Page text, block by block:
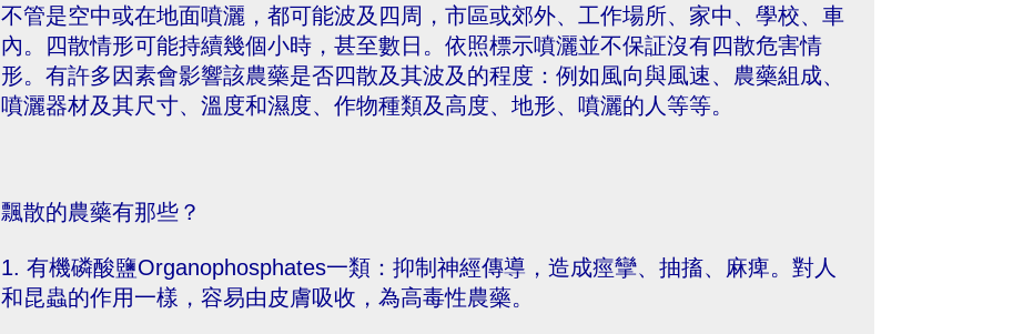
不管是空中或在地面噴灑，都可能波及四周，市區或郊外、工作場所、家中、學校、車
內。四散情形可能持續幾個小時，甚至數日。依照標示噴灑並不保証沒有四散危害情
形。有許多因素會影響該農藥是否四散及其波及的程度：例如風向與風速、農藥組成、
噴灑器材及其尺寸、溫度和濕度、作物種類及高度、地形、噴灑的人等等。
飄散的農藥有那些？
1. 有機磷酸鹽Organophosphates一類：抑制神經傳導，造成痙攣、抽搐、麻痺。對人
和昆蟲的作用一樣，容易由皮膚吸收，為高毒性農藥。